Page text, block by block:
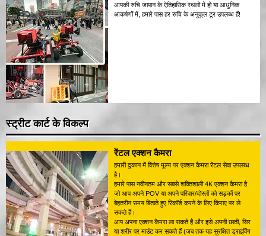
आपकी रुचि जापान के ऐतिहासिक स्थलों में हो या आधुनिक
आकर्षणों में, हमारे पास हर रुचि के अनुकूल टूर उपलब्ध हैं!
स्ट्रीट कार्ट के विकल्प
रेंटल एक्शन कैमरा
हमारी दुकान में विशेष मूल्य पर एक्शन कैमरा रेंटल सेवा उपलब्ध
है।
हमारे पास नवीनतम और सबसे शक्तिशाली 4K एक्शन कैमरा है
जो आप अपने POV या अपने परिवार/दोस्तों को सड़कों पर
बेहतरीन समय बिताते हुए रिकॉर्ड करने के लिए किराए पर ले
सकते हैं।
आप अपना एक्शन कैमरा ला सकते हैं और इसे अपनी छाती, सिर
या शरीर पर माउंट कर सकते हैं (जब तक यह सुरक्षित ड्राइविंग